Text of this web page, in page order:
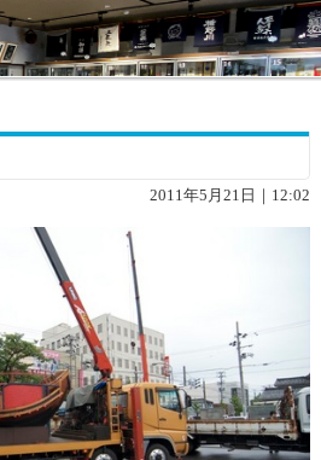
2011年5月21日｜12:02